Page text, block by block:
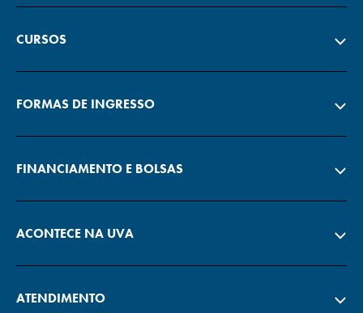
CURSOS
FORMAS DE INGRESSO
FINANCIAMENTO E BOLSAS
ACONTECE NA UVA
ATENDIMENTO